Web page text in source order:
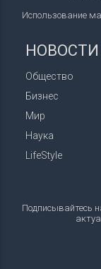
Использование
НОВОСТИ
Общество
Бизнес
Мир
Наука
LifeStyle
Подписывайтесь